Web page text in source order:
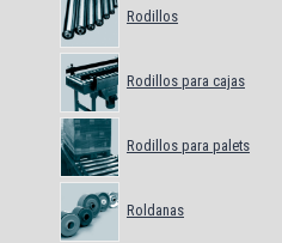
Rodillos
Rodillos para cajas
Rodillos para palets
Roldanas